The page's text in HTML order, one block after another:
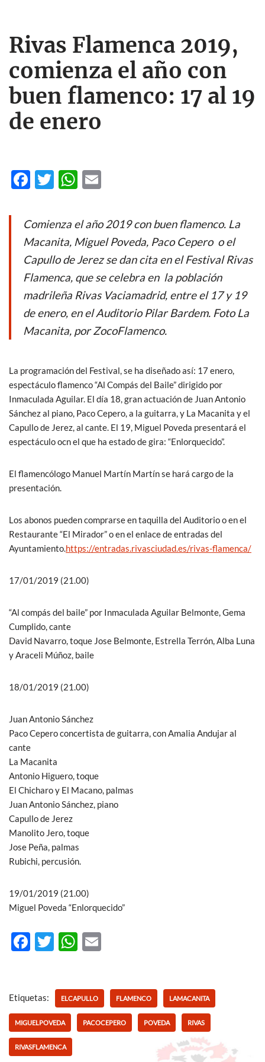
Rivas Flamenca 2019,
comienza el año con
buen flamenco: 17 al 19
de enero
F
e
b
o
o
k
T
itt
er
W
at
s
A
p
p
ail
Comienza el año 2019 con buen flamenco. La
Macanita, Miguel Poveda, Paco Cepero o el
Capullo de Jerez se dan cita en el Festival Rivas
Flamenca, que se celebra en la población
madrileña Rivas Vaciamadrid, entre el 17 y 19
de enero, en el Auditorio Pilar Bardem. Foto La
Macanita, por ZocoFlamenco.
La programación del Festival, se ha diseñado así: 17 enero,
espectáculo flamenco “Al Compás del Baile” dirigido por
Inmaculada Aguilar. El día 18, gran actuación de Juan Antonio
Sánchez al piano, Paco Cepero, a la guitarra, y La Macanita y el
Capullo de Jerez, al cante. El 19, Miguel Poveda presentará el
espectáculo ocn el que ha estado de gira: “Enlorquecido”.
El flamencólogo Manuel Martín Martín se hará cargo de la
presentación.
Los abonos pueden comprarse en taquilla del Auditorio o en el
Restaurante “El Mirador” o en el enlace de entradas del
Ayuntamiento.https://entradas.rivasciudad.es/rivas-flamenca/
17/01/2019 (21.00)
“Al compás del baile” por Inmaculada Aguilar Belmonte, Gema
Cumplido, cante
David Navarro, toque Jose Belmonte, Estrella Terrón, Alba Luna
y Araceli Múñoz, baile
18/01/2019 (21.00)
Juan Antonio Sánchez
Paco Cepero concertista de guitarra, con Amalia Andujar al
cante
La Macanita
Antonio Higuero, toque
El Chicharo y El Macano, palmas
Juan Antonio Sánchez, piano
Capullo de Jerez
Manolito Jero, toque
Jose Peña, palmas
Rubichi, percusión.
19/01/2019 (21.00)
Miguel Poveda “Enlorquecido”
F
b
o
o
k
T
er
W
s
A
p
Etiquetas: ELCAPULLO FLAMENCO LAMACANITA
MIGUELPOVEDA PACOCEPERO POVEDA RIVAS
RIVASFLAMENCA